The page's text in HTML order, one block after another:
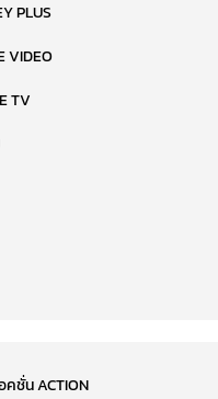
PLUS
VIDEO
TV
ชั่น ACTION